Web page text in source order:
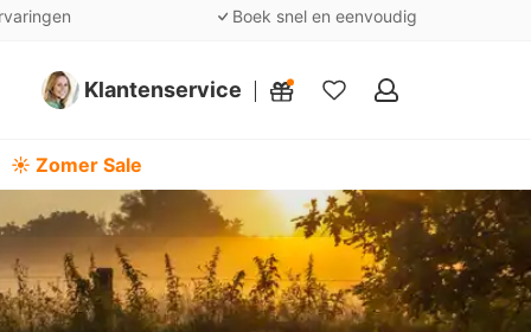
Boek snel en eenvoudig
Klantenservice
Mijn
☀️ Zomer Sale